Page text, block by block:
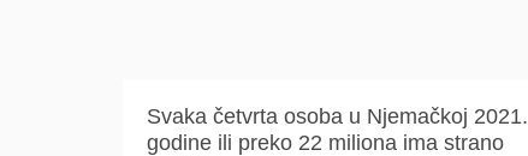
Svaka četvrta osoba u Njemačkoj 2021.
godine ili preko 22 miliona ima strano